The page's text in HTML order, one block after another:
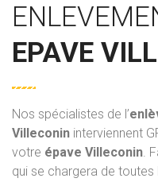
EPAVE
Nos spécialistes de l’
Villeconin interviennent
votre épave Villeconin.
qui se chargera de